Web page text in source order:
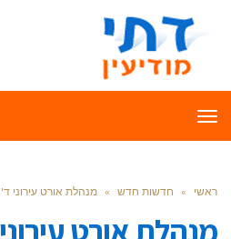
תפריט
ראשי » חדשות חדש » מנהלת אורט עירוני